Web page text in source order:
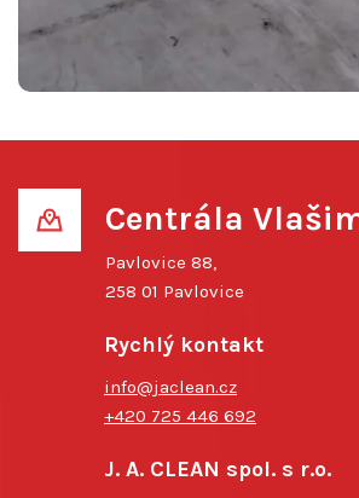
Centrála
Pavlovice 88,
258 01 Pavlovice
Rychlý kontakt
info@jaclean.cz
+420 725 446 692
J. A. CLEAN spol. s r.o.